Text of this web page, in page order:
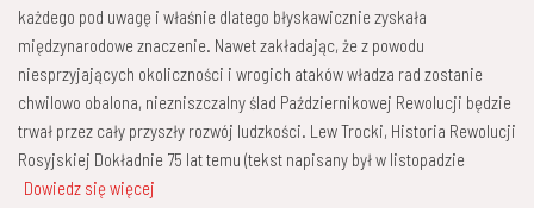
każdego pod uwagę i właśnie dlatego błyskawicznie zyskała
międzynarodowe znaczenie. Nawet zakładając, że z powodu
niesprzyjających okoliczności i wrogich ataków władza rad zostanie
chwilowo obalona, niezniszczalny ślad Październikowej Rewolucji będzie
trwał przez cały przyszły rozwój ludzkości. Lew Trocki, Historia Rewolucji
Rosyjskiej Dokładnie 75 lat temu (tekst napisany był w listopadzie
Dowiedz się więcej